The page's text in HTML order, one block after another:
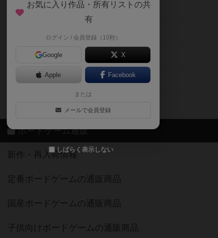
お気に入り作品・所有リストの共
有
ログイン / 会員登録（10秒）
Google X
Apple Facebook
または
メールで会員登録
しばらく表示しない
メカニクス特集
掲示板・トピックス
ボドとも・会員一覧
ボードゲーム業界コラム
ボドゲーマご利用案内
ボードゲーム通販
新作・再入荷情報
定番ボードゲームの通販商品
国産ボードゲームの通販商品
子供向けボードゲームの通販商品